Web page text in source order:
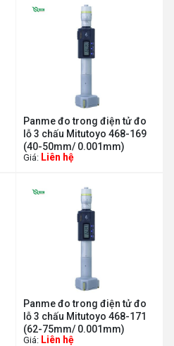
Panme đo trong điện tử đo
lỗ 3 chấu Mitutoyo 468-169
(40-50mm/ 0.001mm)
Giá: Liên hệ
Panme đo trong điện tử đo
lỗ 3 chấu Mitutoyo 468-171
(62-75mm/ 0.001mm)
Giá: Liên hệ